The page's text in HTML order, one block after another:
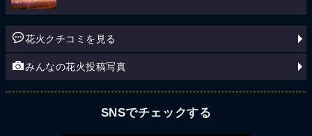
花火クチコミを見る
みんなの花火投稿写真
SNSでチェックする